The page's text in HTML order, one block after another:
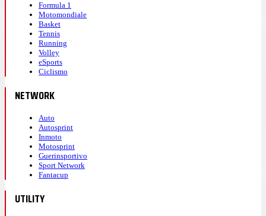
Formula 1
Motomondiale
Basket
Tennis
Running
Volley
eSports
Ciclismo
NETWORK
Auto
Autosprint
Inmoto
Motosprint
Guerinsportivo
Sport Network
Fantacup
UTILITY